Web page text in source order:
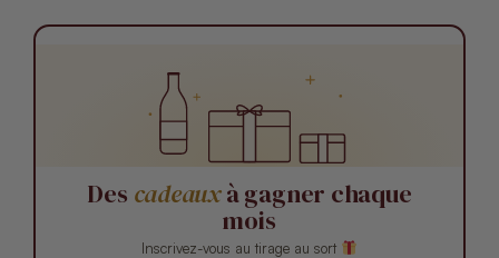
Des cadeauxà gagner chaque
mois
Inscrivez-vous au tirage au sort